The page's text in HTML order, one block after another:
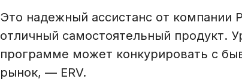
Это надежный ассистанс от компании
отличный самостоятельный продукт.
программе может конкурировать с
рынок, — ERV.